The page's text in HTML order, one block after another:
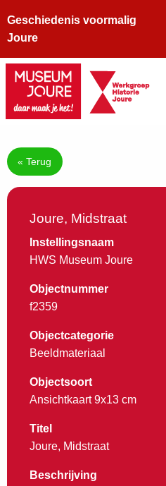
Geschiedenis voormalig
Joure
« Terug
Joure, Midstraat
Instellingsnaam
HWS Museum Joure
Objectnummer
f2359
Objectcategorie
Beeldmateriaal
Objectsoort
Ansichtkaart 9x13 cm
Titel
Joure, Midstraat
Beschrijving